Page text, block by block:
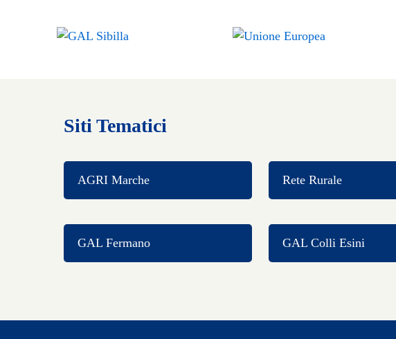
Siti Tematici
AGRI Marche Rete Rurale
GAL Fermano GAL Colli Esini